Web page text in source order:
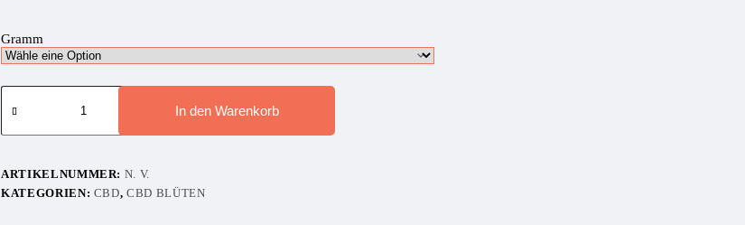
Gramm
Oreoz
[13%
Menge
In den Warenkorb
ARTIKELNUMMER: N. V.
KATEGORIEN: CBD,CBD BLÜTEN